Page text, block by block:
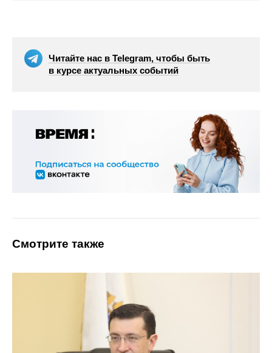
Читайте нас в Telegram, чтобы быть
в курсе актуальных событий
Смотрите также